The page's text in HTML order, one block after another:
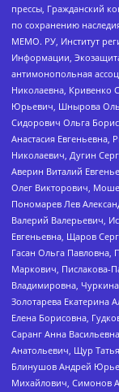
прессы, Гражданский
по сохранению
МЕМО. РУ, Институт
Информации,
антимонопольная
Николаевна, Кривенко
Юрьевич, Шнырова
Сидорович Ольга
Анастасия Евгеньевна,
Николаевич, Дугин
Аверин Виталий
Олег Викторович,
Пономарев Лев
Валерий Валерьевич,
Евгеньевна, Щаров
Гасан Ольга Павловна,
Маркович, Пислакова-
Владимировна,
Золотарева Екатерина
Елена Борисовна,
Саранг Анна
Анатольевич, Щур
Блинушов Андрей
Михайлович, Симонов